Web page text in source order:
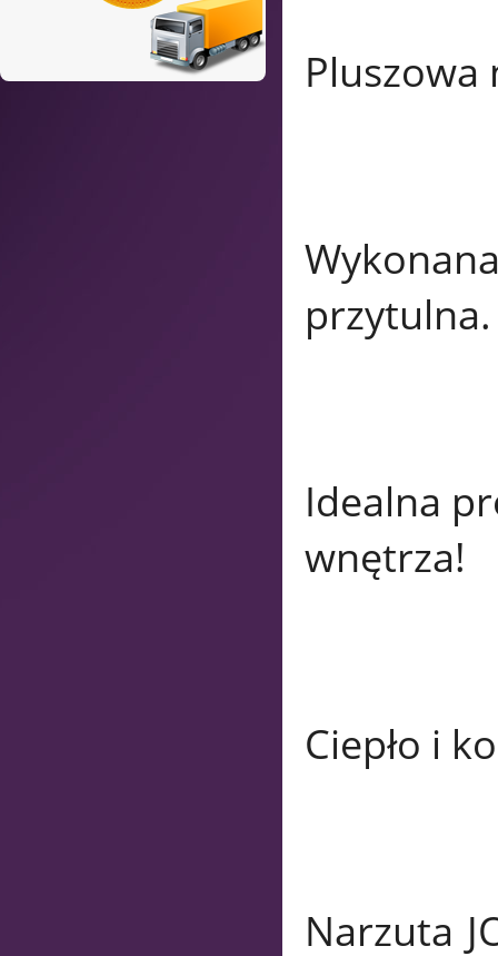
przytulna.
Idealna
wnętrza!
Ciepło i
Narzuta